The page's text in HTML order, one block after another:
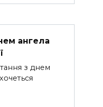
ангела
з днем